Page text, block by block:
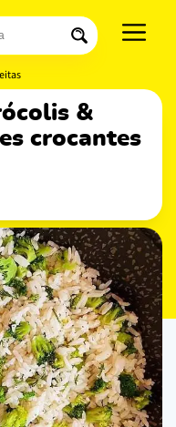
crocantes